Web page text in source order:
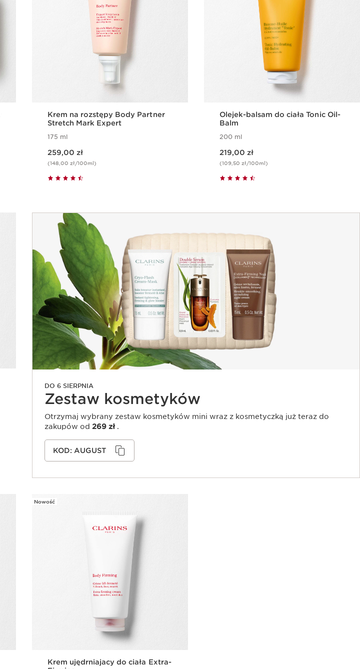
Krem na rozstępy Body Partner
Stretch Mark Expert
175 ml
259,00 zł
(148,00 zł/100ml)
Olejek-balsam do ciała Tonic Oil-
Balm
200 ml
219,00 zł
(109,50 zł/100ml)
DO 6 SIERPNIA
Zestaw kosmetyków
Otrzymaj wybrany zestaw kosmetyków mini wraz z kosmetyczką już teraz do
zakupów od 269 zł .
KOD: AUGUST
Nowość
Krem ujędrniajacy do ciała Extra-